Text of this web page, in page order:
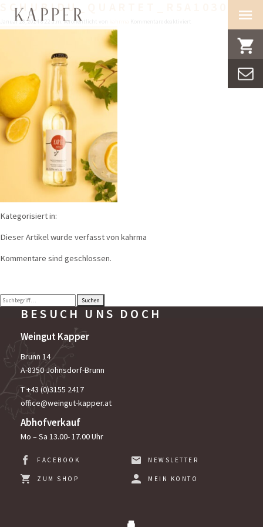
SCHUBIDU_QUARTET_R5A10309
Januar 28, 2024 8:22 a.m. Veröffentlicht von
schubidu_quartet_R5A10309
Kategorisiert in:
Dieser Artikel wurde verfasst von kahrma
Kommentare sind geschlossen.
Suchen
BESUCH UNS DOCH
Weingut Kapper
Brunn 14
A-8350 Johnsdorf-Brunn
T +43 (0)3155 2417
office@weingut-kapper.at
Abhofverkauf
Mo – Sa 13.00- 17.00 Uhr
FACEBOOK NEWSLETTER
ZUM SHOP MEIN KONTO